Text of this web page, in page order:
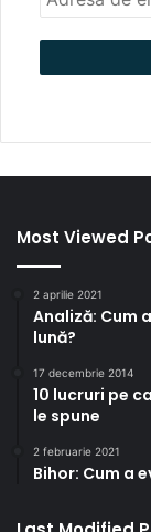
Most Viewed
2 aprilie 2021
Analiză: Cum
lună?
17 decembrie 2014
10 lucruri pe
le spune
2 februarie 2021
Bihor: Cum a